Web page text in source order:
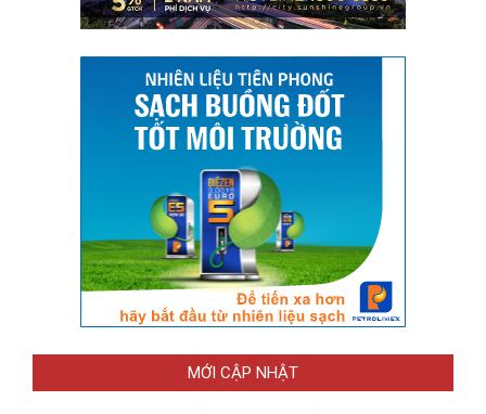
MỚI CẬP NHẬT